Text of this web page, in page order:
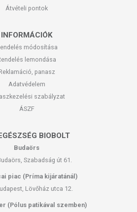
Átvételi pontok
INFORMÁCIÓK
módosítása
lemondása
panasz
Adatvédelem
szabályzat
ÁSZF
BIOBOLT
Budaörs
Szabadság út 61.
piac (Príma kijáratánál)
Lövőház utca 12.
(Pólus patikával szemben)